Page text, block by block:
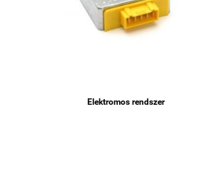
Elektromos rendszer